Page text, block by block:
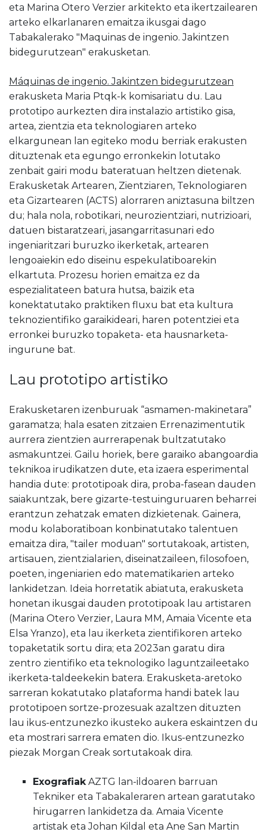
eta Marina Otero Verzier arkitekto eta ikertzailearen
arteko elkarlanaren emaitza ikusgai dago
Tabakalerako "Maquinas de ingenio. Jakintzen
bidegurutzean" erakusketan.
Máquinas de ingenio. Jakintzen bidegurutzean
erakusketa Maria Ptqk-k komisariatu du. Lau
prototipo aurkezten dira instalazio artistiko gisa,
artea, zientzia eta teknologiaren arteko
elkargunean lan egiteko modu berriak erakusten
dituztenak eta egungo erronkekin lotutako
zenbait gairi modu bateratuan heltzen dietenak.
Erakusketak Artearen, Zientziaren, Teknologiaren
eta Gizartearen (ACTS) alorraren aniztasuna biltzen
du; hala nola, robotikari, neurozientziari, nutrizioari,
datuen bistaratzeari, jasangarritasunari edo
ingeniaritzari buruzko ikerketak, artearen
lengoaiekin edo diseinu espekulatiboarekin
elkartuta. Prozesu horien emaitza ez da
espezialitateen batura hutsa, baizik eta
konektatutako praktiken fluxu bat eta kultura
teknozientifiko garaikideari, haren potentziei eta
erronkei buruzko topaketa- eta hausnarketa-
ingurune bat.
Lau prototipo artistiko
Erakusketaren izenburuak “asmamen-makinetara”
garamatza; hala esaten zitzaien Errenazimentutik
aurrera zientzien aurrerapenak bultzatutako
asmakuntzei. Gailu horiek, bere garaiko abangoardia
teknikoa irudikatzen dute, eta izaera esperimental
handia dute: prototipoak dira, proba-fasean dauden
saiakuntzak, bere gizarte-testuinguruaren beharrei
erantzun zehatzak ematen dizkietenak. Gainera,
modu kolaboratiboan konbinatutako talentuen
emaitza dira, "tailer moduan" sortutakoak, artisten,
artisauen, zientzialarien, diseinatzaileen, filosofoen,
poeten, ingeniarien edo matematikarien arteko
lankidetzan. Ideia horretatik abiatuta, erakusketa
honetan ikusgai dauden prototipoak lau artistaren
(Marina Otero Verzier, Laura MM, Amaia Vicente eta
Elsa Yranzo), eta lau ikerketa zientifikoren arteko
topaketatik sortu dira; eta 2023an garatu dira
zentro zientifiko eta teknologiko laguntzaileetako
ikerketa-taldeekekin batera. Erakusketa-aretoko
sarreran kokatutako plataforma handi batek lau
prototipoen sortze-prozesuak azaltzen dituzten
lau ikus-entzunezko ikusteko aukera eskaintzen du
eta mostrari sarrera ematen dio. Ikus-entzunezko
piezak Morgan Creak sortutakoak dira.
ExografiakAZTG lan-ildoaren barruan
Tekniker eta Tabakaleraren artean garatutako
hirugarren lankidetza da. Amaia Vicente
artistak eta Johan Kildal eta Ane San Martin